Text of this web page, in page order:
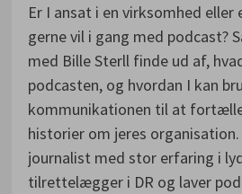
Er I ansat i en virksomhed
gerne vil i gang med podcast?
med Bille Sterll finde ud af,
podcasten, og hvordan I kan
kommunikationen til at
historier om jeres
journalist med stor erfaring i
tilrettelægger i DR og laver